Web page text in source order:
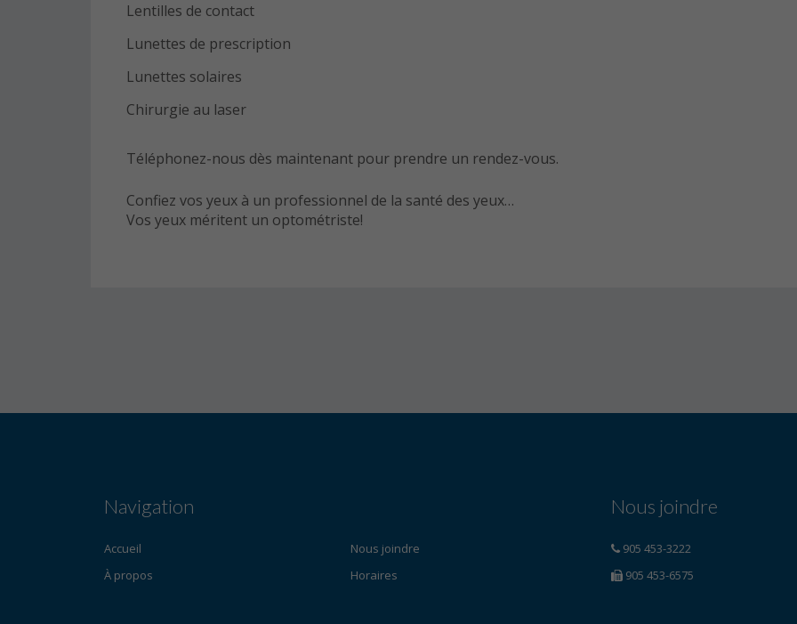
Lentilles de contact
Lunettes de prescription
Lunettes solaires
Chirurgie au laser
Téléphonez-nous dès maintenant pour prendre un rendez-vous.
Confiez vos yeux à un professionnel de la santé des yeux…
Vos yeux méritent un optométriste!
Navigation
Accueil
À propos
Nous joindre
Horaires
Nous joindre
905 453-3222
905 453-6575